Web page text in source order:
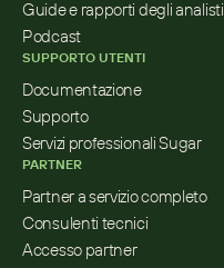
Guide e rapporti degli analisti
Podcast
SUPPORTO UTENTI
Documentazione
Supporto
Servizi professionali Sugar
PARTNER
Partner a servizio completo
Consulenti tecnici
Accesso partner